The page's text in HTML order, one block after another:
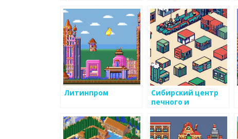
Литинпром
Сибирский центр
печного и